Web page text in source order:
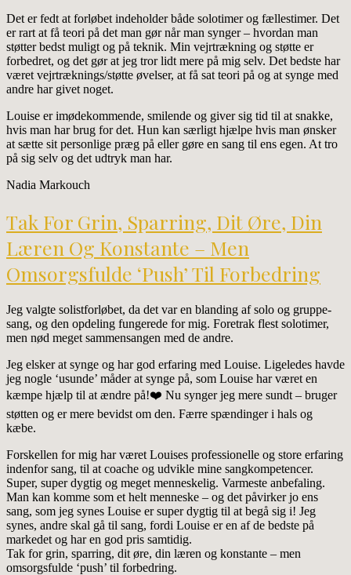
Det er fedt at forløbet indeholder både solotimer og fællestimer. Det
er rart at få teori på det man gør når man synger – hvordan man
støtter bedst muligt og på teknik. Min vejrtrækning og støtte er
forbedret, og det gør at jeg tror lidt mere på mig selv. Det bedste har
været vejrtræknings/støtte øvelser, at få sat teori på og at synge med
andre har givet noget.
Louise er imødekommende, smilende og giver sig tid til at snakke,
hvis man har brug for det. Hun kan særligt hjælpe hvis man ønsker
at sætte sit personlige præg på eller gøre en sang til ens egen. At tro
på sig selv og det udtryk man har.
Nadia Markouch
Tak For Grin, Sparring, Dit Øre, Din
Læren Og Konstante – Men
Omsorgsfulde ‘push’ Til Forbedring
Jeg valgte solistforløbet, da det var en blanding af solo og gruppe-
sang, og den opdeling fungerede for mig. Foretrak flest solotimer,
men nød meget sammensangen med de andre.
Jeg elsker at synge og har god erfaring med Louise. Ligeledes havde
jeg nogle ‘usunde’ måder at synge på, som Louise har været en
kæmpe hjælp til at ændre på!❤️ Nu synger jeg mere sundt – bruger
støtten og er mere bevidst om den. Færre spændinger i hals og
kæbe.
Forskellen for mig har været Louises professionelle og store erfaring
indenfor sang, til at coache og udvikle mine sangkompetencer.
Super, super dygtig og meget menneskelig. Varmeste anbefaling.
Man kan komme som et helt menneske – og det påvirker jo ens
sang, som jeg synes Louise er super dygtig til at begå sig i! Jeg
synes, andre skal gå til sang, fordi Louise er en af de bedste på
markedet og har en god pris samtidig.
Tak for grin, sparring, dit øre, din læren og konstante – men
omsorgsfulde ‘push’ til forbedring.